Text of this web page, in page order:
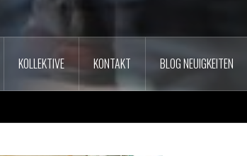
KOLLEKTIVE KONTAKT BLOG NEUIGKEITEN